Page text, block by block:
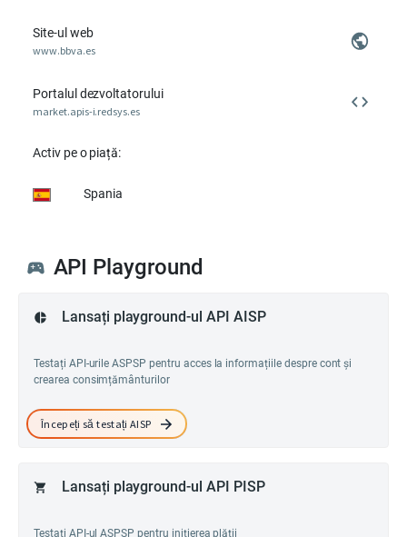
Site-ul web
www.bbva.es
Portalul dezvoltatorului
market.apis-i.redsys.es
Activ pe o piață:
Spania
API Playground
Lansați playground-ul API AISP
Testați API-urile ASPSP pentru acces la informațiile despre cont și
crearea consimțământurilor
Începeți să testați AISP
Lansați playground-ul API PISP
Testați API-ul ASPSP pentru inițierea plății